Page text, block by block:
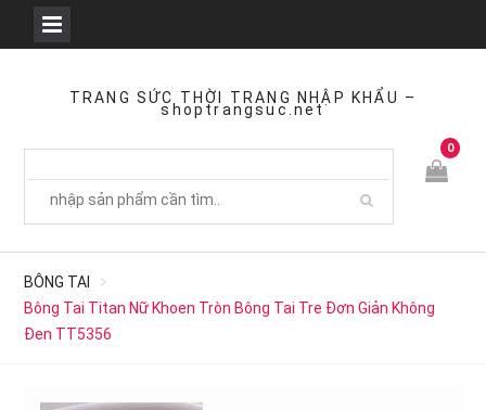
TRANG SỨC THỜI TRANG NHẬP KHẨU –
shoptrangsuc.net
0
BÔNG TAI
Bông Tai Titan Nữ Khoen Tròn Bông Tai Tre Đơn Giản Không
Đen TT5356